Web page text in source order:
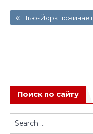
по Нью-Йорк пожинает
Поиск по сайту
Search
for: